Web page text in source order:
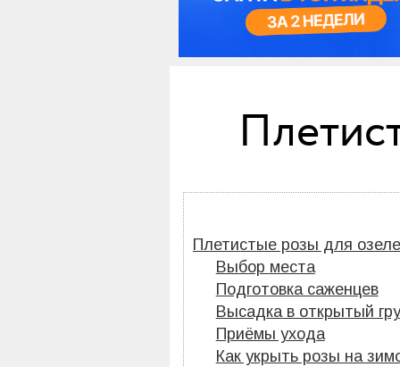
Плетистые розы для
Выбор места
Подготовка саженцев
Высадка в открытый
Приёмы ухода
Как укрыть розы на